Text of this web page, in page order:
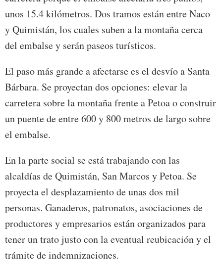
unos 15.4 kilómetros. Dos tramos están entre Naco
y Quimistán, los cuales suben a la montaña cerca
del embalse y serán paseos turísticos.
El paso más grande a afectarse es el desvío a Santa
Bárbara. Se proyectan dos opciones: elevar la
carretera sobre la montaña frente a Petoa o construir
un puente de entre 600 y 800 metros de largo sobre
el embalse.
En la parte social se está trabajando con las
alcaldías de Quimistán, San Marcos y Petoa. Se
proyecta el desplazamiento de unas dos mil
personas. Ganaderos, patronatos, asociaciones de
productores y empresarios están organizados para
tener un trato justo con la eventual reubicación y el
trámite de indemnizaciones.